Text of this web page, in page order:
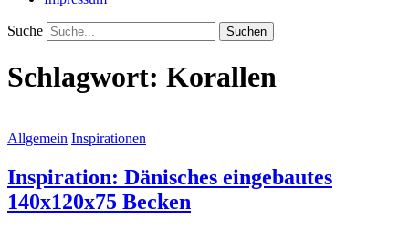
Suche
Schlagwort: Korallen
Allgemein Inspirationen
Inspiration: Dänisches eingebautes
140x120x75 Becken